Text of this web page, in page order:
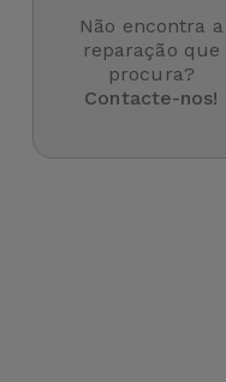
Outras
Marcas
tudo
Telemóvel
Gadgets
Não encontra a
reparação que
procura?
Contacte-nos!